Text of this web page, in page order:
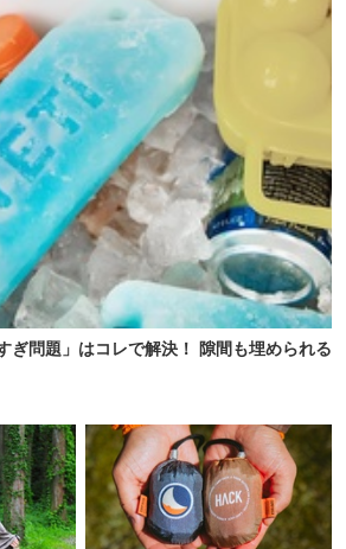
ぎ問題」はコレで解決！ 隙間も埋められる